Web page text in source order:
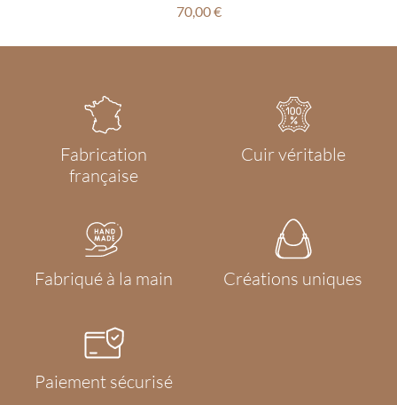
70,00€
Fabrication
française
Cuir véritable
Fabriqué à la main Créations uniques
Paiement sécurisé